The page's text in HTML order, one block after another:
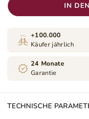
IN
+100.000
Käufer jährlich
24 Monate
Garantie
TECHNISCHE